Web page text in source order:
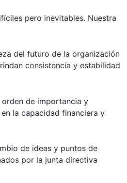
pero inevitables. Nuestra
del futuro de la organización
consistencia y estabilidad
de importancia y
la capacidad financiera y
de ideas y puntos de
por la junta directiva